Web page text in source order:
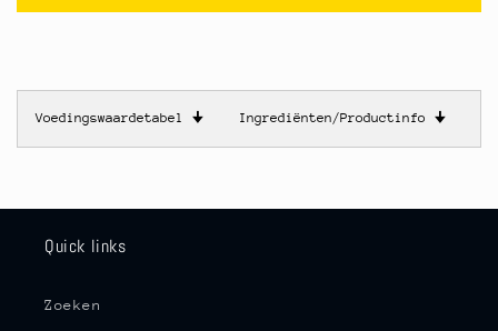
Voedingswaardetabel 🠋 Ingrediënten/Productinfo 🠋
Quick links
Zoeken